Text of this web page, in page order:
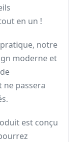
en un !
pratique, notre
moderne et
passera
est conçu